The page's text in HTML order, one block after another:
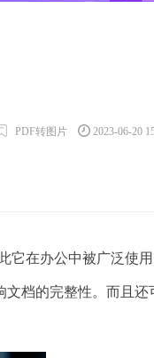
PDF转图片 2023-06-20
在办公中被广泛使
文档的完整性。而且还